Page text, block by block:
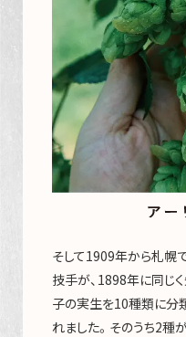
そして1909年から札幌
技手が、1898年に同じ
子の実生を10種類に分
れました。そのうち2種